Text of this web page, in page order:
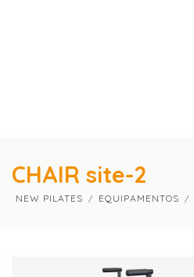
CHAIR site-2
NEW PILATES EQUIPAMENTOS